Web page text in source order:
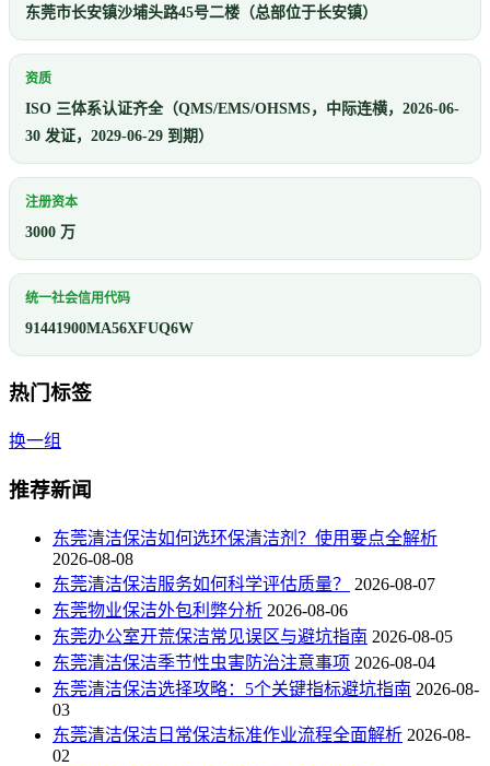
东莞市长安镇沙埔头路45号二楼（总部位于长安镇）
资质
ISO 三体系认证齐全（QMS/EMS/OHSMS，中际连横，2026-06-
30 发证，2029-06-29 到期）
注册资本
3000 万
统一社会信用代码
91441900MA56XFUQ6W
热门标签
换一组
推荐新闻
东莞清洁保洁如何选环保清洁剂？使用要点全解析
2026-08-08
东莞清洁保洁服务如何科学评估质量？
2026-08-07
东莞物业保洁外包利弊分析 2026-08-06
东莞办公室开荒保洁常见误区与避坑指南 2026-08-05
东莞清洁保洁季节性虫害防治注意事项 2026-08-04
东莞清洁保洁选择攻略：5个关键指标避坑指南 2026-08-
03
东莞清洁保洁日常保洁标准作业流程全面解析 2026-08-
02